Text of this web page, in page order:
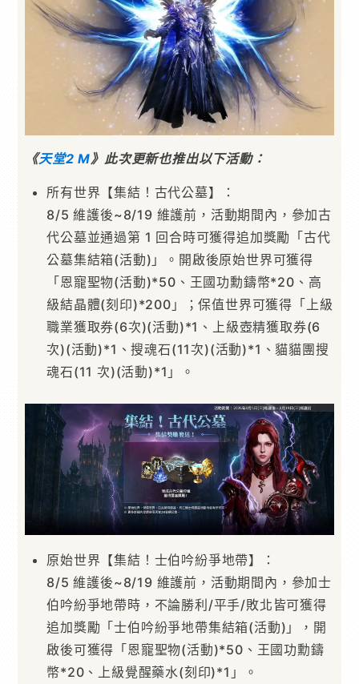
《天堂2 M》此次更新也推出以下活動：
所有世界【集結！古代公墓】：
8/5 維護後~8/19 維護前，活動期間內，參加古
代公墓並通過第 1 回合時可獲得追加獎勵「古代
公墓集結箱(活動)」。開啟後原始世界可獲得
「恩寵聖物(活動)*50、王國功勳鑄幣*20、高
級結晶體(刻印)*200」；保值世界可獲得「上級
職業獲取券(6次)(活動)*1、上級壺精獲取券(6
次)(活動)*1、搜魂石(11次)(活動)*1、貓貓團搜
魂石(11 次)(活動)*1」。
原始世界【集結！士伯吟紛爭地帶】：
8/5 維護後~8/19 維護前，活動期間內，參加士
伯吟紛爭地帶時，不論勝利/平手/敗北皆可獲得
追加獎勵「士伯吟紛爭地帶集結箱(活動)」，開
啟後可獲得「恩寵聖物(活動)*50、王國功勳鑄
幣*20、上級覺醒藥水(刻印)*1」。